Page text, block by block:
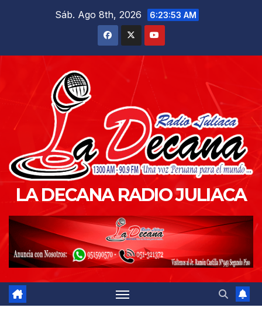
Sáb. Ago 8th, 2026 6:23:55 AM
LA DECANA RADIO JULIACA